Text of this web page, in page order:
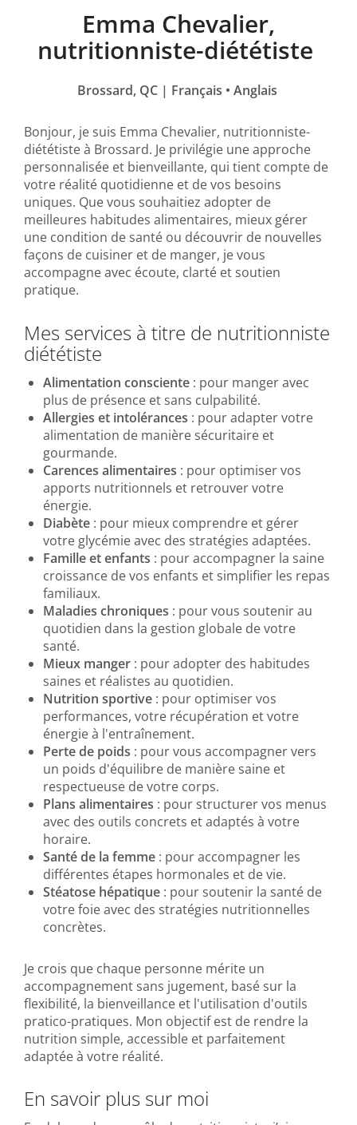
Emma Chevalier,
nutritionniste-diététiste
Brossard, QC | Français • Anglais
Bonjour, je suis Emma Chevalier, nutritionniste-
diététiste à Brossard. Je privilégie une approche
personnalisée et bienveillante, qui tient compte de
votre réalité quotidienne et de vos besoins
uniques. Que vous souhaitiez adopter de
meilleures habitudes alimentaires, mieux gérer
une condition de santé ou découvrir de nouvelles
façons de cuisiner et de manger, je vous
accompagne avec écoute, clarté et soutien
pratique.
Mes services à titre de nutritionniste
diététiste
Alimentation consciente : pour manger avec
plus de présence et sans culpabilité.
Allergies et intolérances : pour adapter votre
alimentation de manière sécuritaire et
gourmande.
Carences alimentaires : pour optimiser vos
apports nutritionnels et retrouver votre
énergie.
Diabète : pour mieux comprendre et gérer
votre glycémie avec des stratégies adaptées.
Famille et enfants : pour accompagner la saine
croissance de vos enfants et simplifier les repas
familiaux.
Maladies chroniques : pour vous soutenir au
quotidien dans la gestion globale de votre
santé.
Mieux manger : pour adopter des habitudes
saines et réalistes au quotidien.
Nutrition sportive : pour optimiser vos
performances, votre récupération et votre
énergie à l'entraînement.
Perte de poids : pour vous accompagner vers
un poids d'équilibre de manière saine et
respectueuse de votre corps.
Plans alimentaires : pour structurer vos menus
avec des outils concrets et adaptés à votre
horaire.
Santé de la femme : pour accompagner les
différentes étapes hormonales et de vie.
Stéatose hépatique : pour soutenir la santé de
votre foie avec des stratégies nutritionnelles
concrètes.
Je crois que chaque personne mérite un
accompagnement sans jugement, basé sur la
flexibilité, la bienveillance et l'utilisation d'outils
pratico-pratiques. Mon objectif est de rendre la
nutrition simple, accessible et parfaitement
adaptée à votre réalité.
En savoir plus sur moi